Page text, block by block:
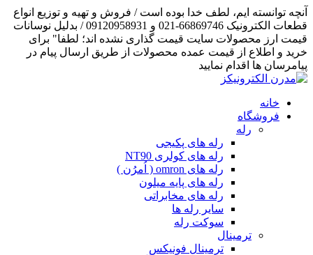
آنچه توانسته ایم، لطف خدا بوده است / فروش و تهیه و توزیع انواع
قطعات الکترونیک 66869746-021 و 09120958931 / بدلیل نوسانات
قیمت ارز محصولات سایت قیمت گذاری نشده اند؛ لطفا" برای
خرید و اطلاع از قیمت عمده محصولات از طریق ارسال پیام در
پیامرسان ها اقدام نمایید
خانه
فروشگاه
رله
رله های پکیجی
رله های کولری NT90
رله های omron ( اُمرُن )
رله های پایه میلون
رله های مخابراتی
سایر رله ها
سوکت رله
ترمینال
ترمینال فونیکس